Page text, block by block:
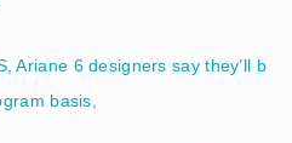
Ariane 6 designers say they’ll b
basis,